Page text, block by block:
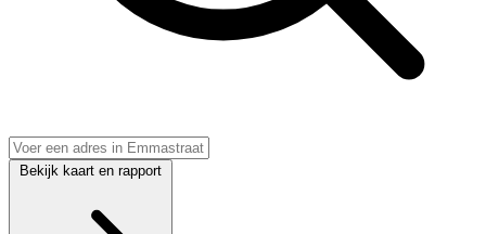
Bekijk kaart en rapport